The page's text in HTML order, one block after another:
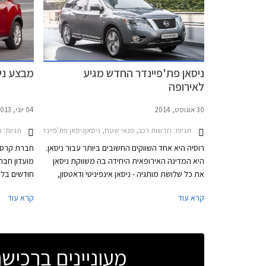
ניסאן פת'פיינדר החדש מגיע
לאירופה
30 אוגוסט, 2014
תגיות: חדשות רכב, פנאי שטח, ניסאןניסאן פת'פיינדר 2010-2014
רוסיה היא אחד השווקים החשובים ביותר עבור ניסאן.
היא המדינה האירופאית היחידה בה משווקת ניסאן
את כל שלושת מותגיה - ניסאן אינפיניטי ודאטסון,
לבעלות חלקית על המותג דאצ'יה של רנו ושיתופי
בוחרת בתערוכת הרכב במוסקבה, התערוכה
קרא עוד
מבצע
04 יוני, 2013
תגיות:
חברת
מועדון
חודשים
רכישת
קרא עוד
מעוניינים